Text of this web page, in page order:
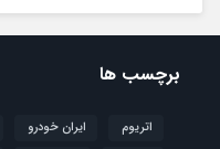
برچسب ها
اتریوم ایران خودرو